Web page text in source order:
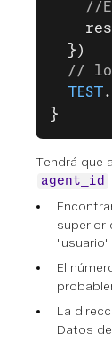
//
  })
//
  TEST
}
Tendrá que
agent_id
superior
"usuario"
El
La
Datos